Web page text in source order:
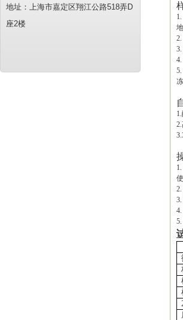
地址：上海市嘉定区翔江公路518弄D
座2楼
冻